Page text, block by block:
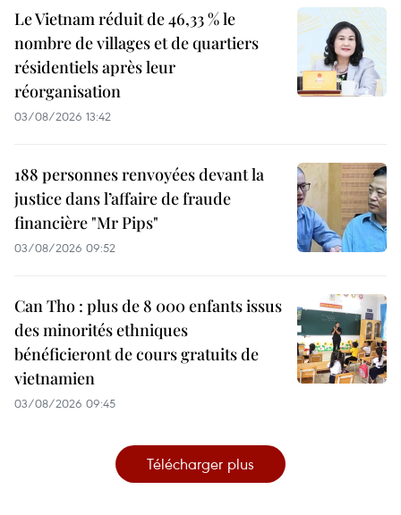
Le Vietnam réduit de 46,33 % le
nombre de villages et de quartiers
résidentiels après leur
réorganisation
03/08/2026 13:42
188 personnes renvoyées devant la
justice dans l’affaire de fraude
financière "Mr Pips"
03/08/2026 09:52
Can Tho : plus de 8 000 enfants issus
des minorités ethniques
bénéficieront de cours gratuits de
vietnamien
03/08/2026 09:45
Télécharger plus